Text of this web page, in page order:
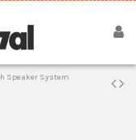
Speaker System